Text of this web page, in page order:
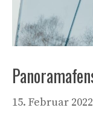
15. Februar 2022